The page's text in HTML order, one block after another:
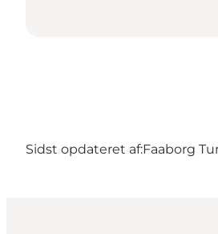
Sidst opdateret af:Faaborg